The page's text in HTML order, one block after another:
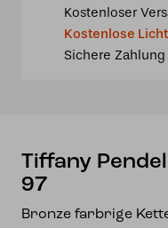
Menge
Kostenloser
Kostenlose
Sichere
Tiffany
97
Bronze farbrige